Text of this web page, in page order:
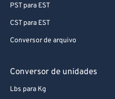
PST para EST
CST para EST
Conversor de arquivo
Conversor de unidades
Lbs para Kg